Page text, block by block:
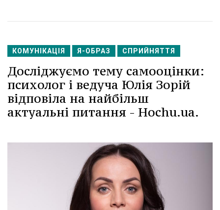
КОМУНІКАЦІЯ Я-ОБРАЗ СПРИЙНЯТТЯ
Досліджуємо тему самооцінки:
психолог і ведуча Юлія Зорій
відповіла на найбільш
актуальні питання - Hochu.ua.